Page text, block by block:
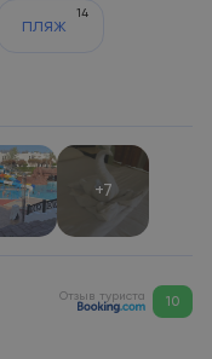
пляж
14
+7
Отзыв туриста 10